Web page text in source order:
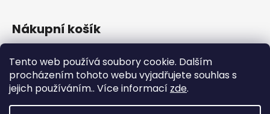
Tento web používá soubory cookie. Dalším
procházením tohoto webu vyjadřujete souhlas s
jejich používáním.. Více informací zde.
Nákupní košík
0KS /0 KČ